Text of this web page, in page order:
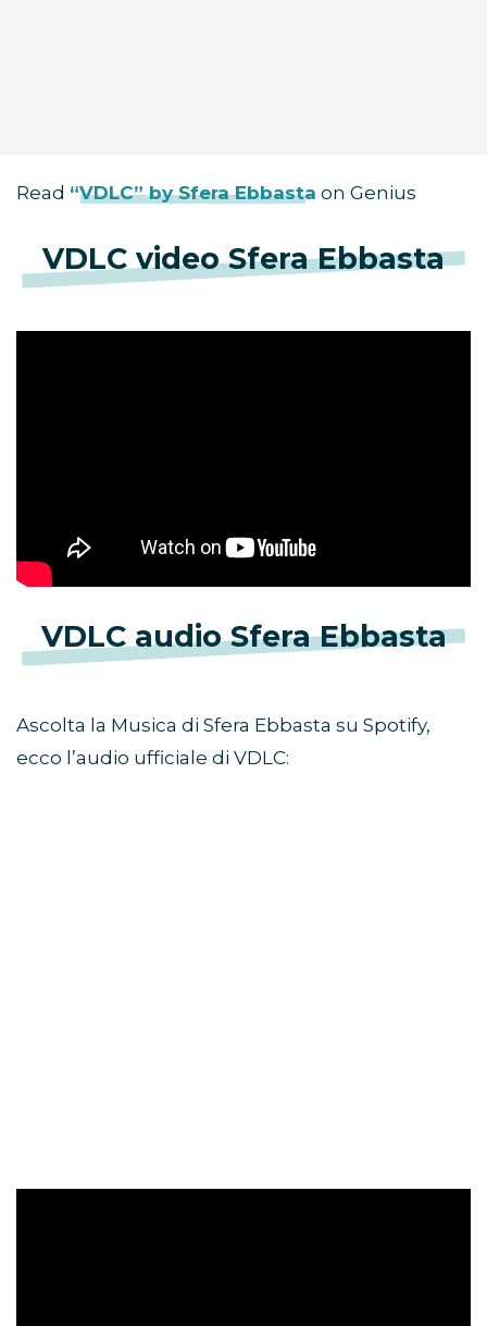
Read “VDLC” by Sfera Ebbasta on Genius
VDLC video Sfera Ebbasta
VDLC audio Sfera Ebbasta
Ascolta la Musica di Sfera Ebbasta su Spotify,
ecco l’audio ufficiale di VDLC: